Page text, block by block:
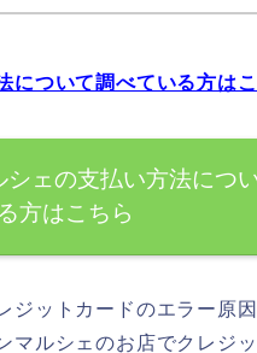
について調べている方は
ェの支払い方法につ
方はこちら
ジットカードのエラー原
ルシェのお店でクレジ